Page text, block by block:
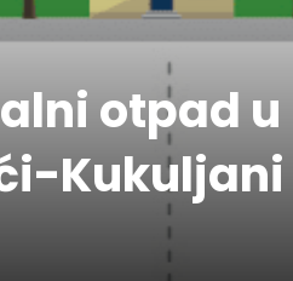
otpad u
Kukuljani